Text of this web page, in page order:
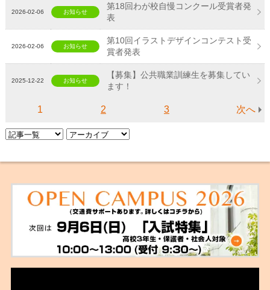
2026-02-06 お知らせ
第18回わが校自慢コンクール受賞者発
表
2026-02-06 お知らせ
第10回イラストデザインコンテスト受
賞者発表
2025-12-22 お知らせ
【募集】公共職業訓練生を募集してい
ます！
1 2 3 次へ